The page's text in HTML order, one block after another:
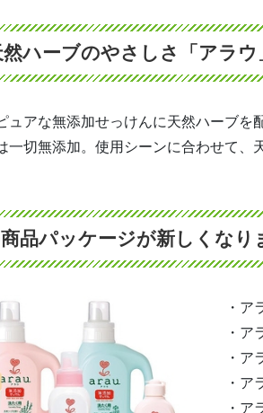
ハーブのやさしさ「アラウ
ュアな無添加せっけんに天然ハーブ
一切無添加。使用シーンに合わせて、
品パッケージが新しくなり
・ア
・ア
・ア
・ア
・ア